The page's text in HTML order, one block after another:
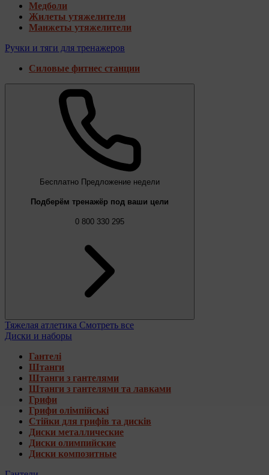
Медболи
Жилеты утяжелители
Манжеты утяжелители
Ручки и тяги для тренажеров
Силовые фитнес станции
Бесплатно Предложение недели
Подберём тренажёр под ваши цели
0 800 330 295
Тяжелая атлетика Смотреть все
Диски и наборы
Гантелі
Штанги
Штанги з гантелями
Штанги з гантелями та лавками
Грифи
Грифи олімпійські
Стійки для грифів та дисків
Диски металлические
Диски олимпийские
Диски композитные